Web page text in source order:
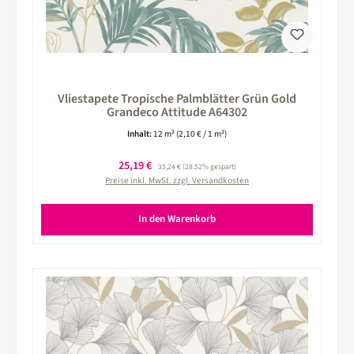
Vliestapete Tropische Palmblätter Grün Gold
Grandeco Attitude A64302
Inhalt: 12 m² (2,10 € / 1 m²)
Verkaufspreis:
25,19 € Regulärer Preis:
35,24 €(28.52% gespart)
Preise inkl. MwSt. zzgl. Versandkosten
In den Warenkorb